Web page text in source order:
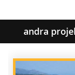
andra